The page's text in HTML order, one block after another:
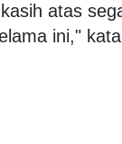
atas
ini,"